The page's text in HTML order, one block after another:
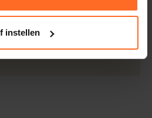
instellen
een half jaar en krijg € 5,- retour
Log in je account en
waardecheques en je